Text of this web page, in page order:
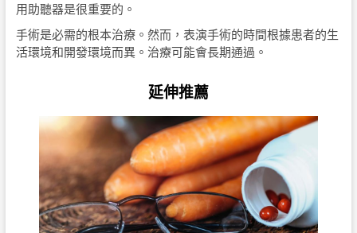
用助聽器是很重要的。
手術是必需的根本治療。然而，表演手術的時間根據患者的生
活環境和開發環境而異。治療可能會長期通過。
延伸推薦